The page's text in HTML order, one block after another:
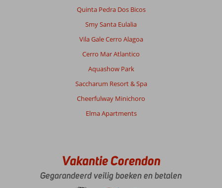
Quinta Pedra Dos Bicos
Smy Santa Eulalia
Vila Gale Cerro Alagoa
Cerro Mar Atlantico
Aquashow Park
Saccharum Resort & Spa
Cheerfulway Minichoro
Elma Apartments
Vakantie Corendon
Gegarandeerd veilig boeken en betalen